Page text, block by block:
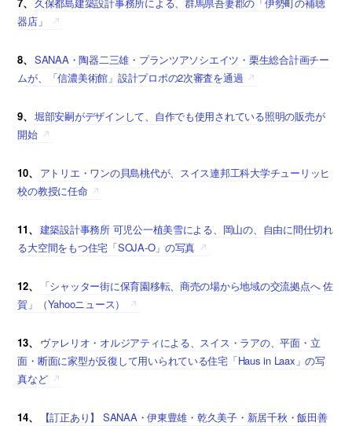
器店」
8、 SANAA・陶器二三雄・プランツアソシエイツ・栗生総合計画チー
ムが、「信濃美術館」設計プロポの2次審査を通過
9、 堀部安嗣がデザインして、自作でも使用されている照明の販売が
開始
10、
アトリエ・ワンの貝島桃代が、スイス連邦工科大学チューリッヒ
校の教授に任命
11、 建築設計事務所 可児公一植美雪による、岡山の、自由に間仕切れ
る大空間をもつ住宅「SOJA-O」の写真
12、
「シャッター街に保育園移転、商売の場から地域の交流拠点へ 佐
賀」（Yahooニュース）
13、
ヴァレリオ・オルジアティによる、スイス・ラアの、平面・立
面・断面に家型が反復して用いられている住宅「Haus in Laax」の写
真など
14、
【訂正あり】 SANAA・伊東豊雄・乾久美子・新居千秋・飯田善